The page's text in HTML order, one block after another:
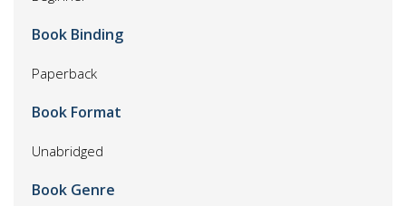
Book Binding
Paperback
Book Format
Unabridged
Book Genre